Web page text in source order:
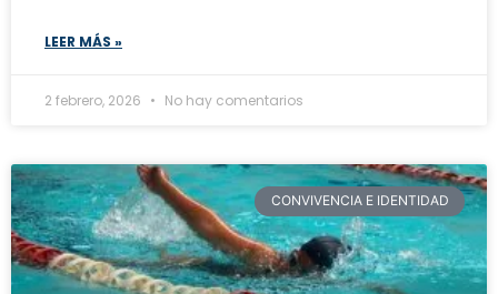
LEER MÁS »
2 febrero, 2026 No hay comentarios
CONVIVENCIA E IDENTIDAD